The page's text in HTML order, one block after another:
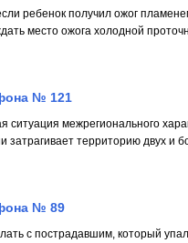
ребенок получил ожог
место ожога холодной
№ 121
межрегионального
затрагивает территорию двух и
№ 89
с пострадавшим, который